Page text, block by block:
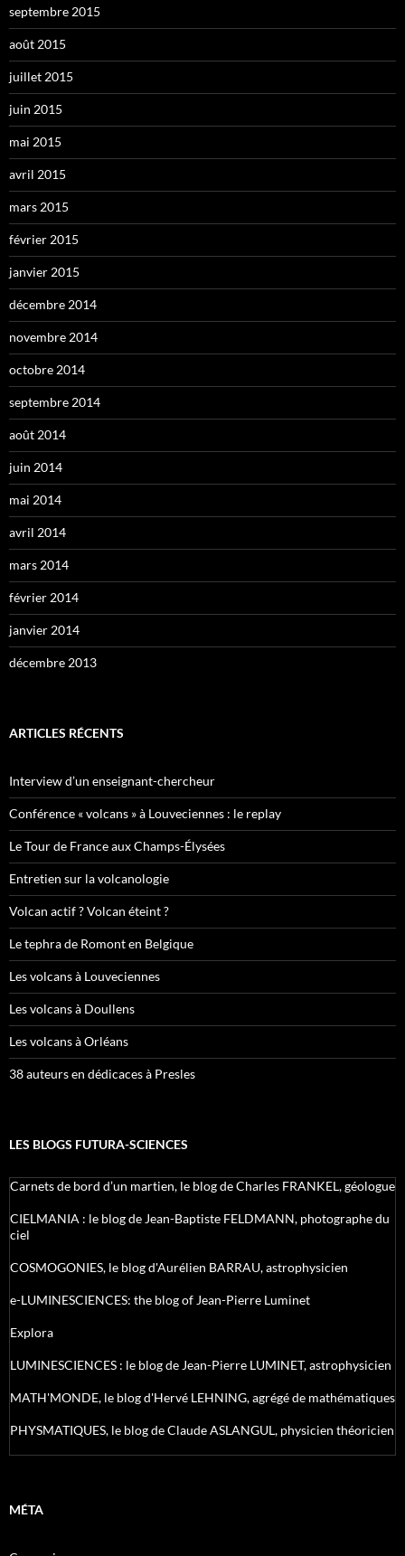
septembre 2015
août 2015
juillet 2015
juin 2015
mai 2015
avril 2015
mars 2015
février 2015
janvier 2015
décembre 2014
novembre 2014
octobre 2014
septembre 2014
août 2014
juin 2014
mai 2014
avril 2014
mars 2014
février 2014
janvier 2014
décembre 2013
ARTICLES RÉCENTS
Interview d’un enseignant-chercheur
Conférence « volcans » à Louveciennes : le replay
Le Tour de France aux Champs-Élysées
Entretien sur la volcanologie
Volcan actif ? Volcan éteint ?
Le tephra de Romont en Belgique
Les volcans à Louveciennes
Les volcans à Doullens
Les volcans à Orléans
38 auteurs en dédicaces à Presles
LES BLOGS FUTURA-SCIENCES
Carnets de bord d’un martien, le blog de Charles FRANKEL, géologue
CIELMANIA : le blog de Jean-Baptiste FELDMANN, photographe du
ciel
COSMOGONIES, le blog d'Aurélien BARRAU, astrophysicien
e-LUMINESCIENCES: the blog of Jean-Pierre Luminet
Explora
LUMINESCIENCES : le blog de Jean-Pierre LUMINET, astrophysicien
MATH'MONDE, le blog d'Hervé LEHNING, agrégé de mathématiques
PHYSMATIQUES, le blog de Claude ASLANGUL, physicien théoricien
MÉTA